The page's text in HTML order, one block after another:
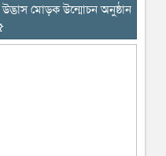
ও উদ্ভাস মোড়ক উন্মোচন অনুষ্ঠান